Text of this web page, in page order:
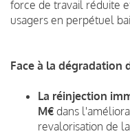
force de travail réduite
usagers en perpétuel
Face à la dégradation
La réinjection
M€ dans
revalorisation de